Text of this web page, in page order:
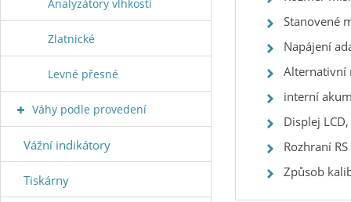
Stanovené
Napájení
Alternativní
interní
Displej
Rozhraní
Způsob
Analyzátory vlhkosti
Zlatnické
Levné přesné
Váhy podle provedení
Vážní indikátory
Tiskárny